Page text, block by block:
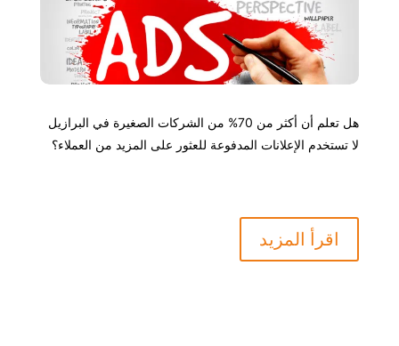
هل تعلم أن أكثر من 70% من الشركات الصغيرة في البرازيل
لا تستخدم الإعلانات المدفوعة للعثور على المزيد من العملاء؟
اقرأ المزيد